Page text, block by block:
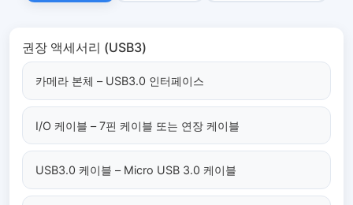
권장 액세서리 (USB3)
카메라 본체 – USB3.0 인터페이스
I/O 케이블 – 7핀 케이블 또는 연장 케이블
USB3.0 케이블 – Micro USB 3.0 케이블